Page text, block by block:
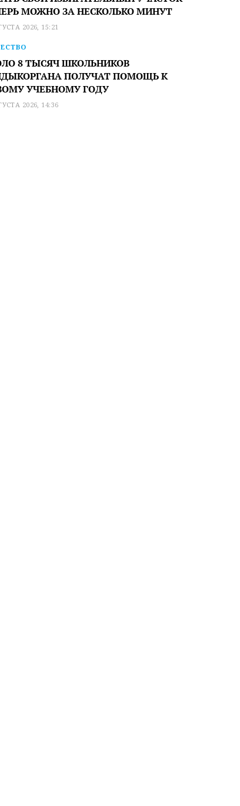
МОЖНО ЗА НЕСКОЛЬКО МИНУТ
2026, 15:21
8 ТЫСЯЧ ШКОЛЬНИКОВ
ПОЛУЧАТ ПОМОЩЬ К
УЧЕБНОМУ ГОДУ
2026, 14:36